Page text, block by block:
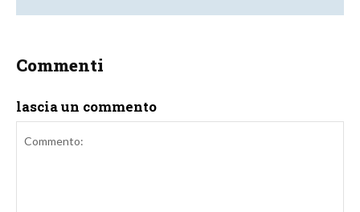
Commenti
lascia un commento